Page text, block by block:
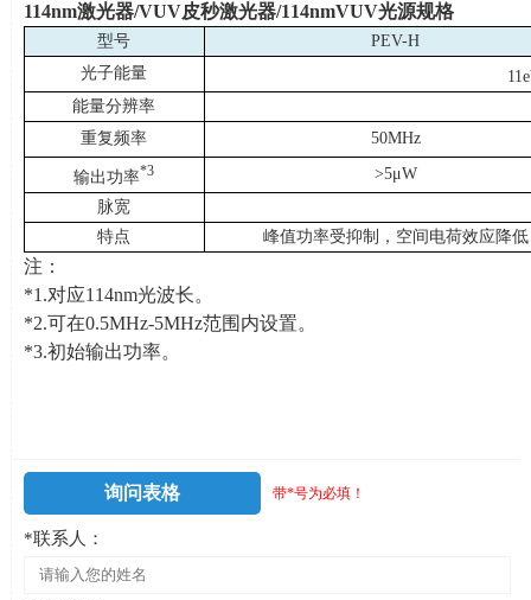
114nm激光器/VUV皮秒激光器/114nmVUV光源规格
型号
PEV-H
光子能量
能量分辨率
重复频率
50MHz
输出功率*3
>5μW
脉宽
特点
峰值功率受抑制，空间电荷效应降低
注：
*1.对应114nm光波长。
*2.可在0.5MHz-5MHz范围内设置。
*3.初始输出功率。
询问表格 带*号为必填！
*联系人：